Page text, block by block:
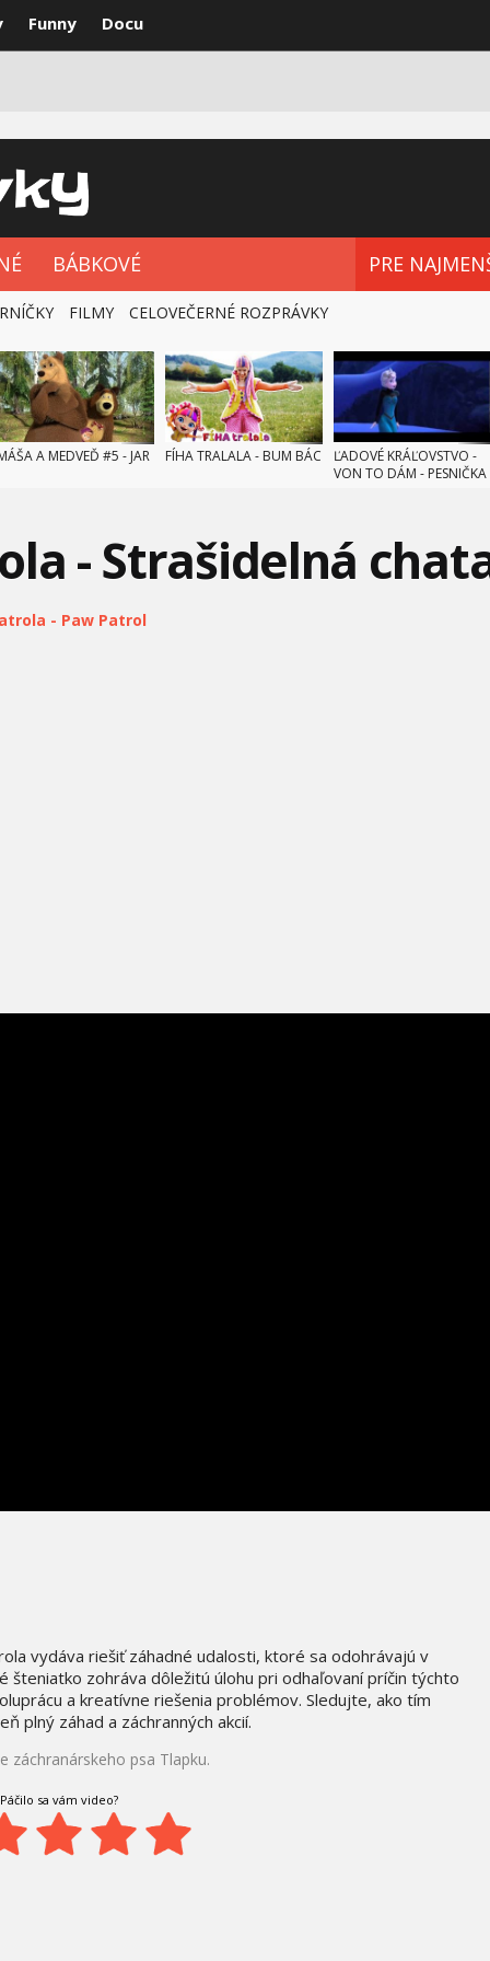
Funny Docu
BÁBKOVÉ PRE
FILMY CELOVEČERNÉ ROZPRÁVKY
A MEDVEĎ #5 - JAR FÍHA TRALALA - BUM BÁC
ĽADOVÉ KRÁĽOVSTVO -
VON TO DÁM - PESNIČKA
A JERRY - MALÁ MYŠ
- Strašidelná
- Paw Patrol
vydáva riešiť záhadné udalosti, ktoré sa odohrávajú v
zohráva dôležitú úlohu pri odhaľovaní príčin týchto
a kreatívne riešenia problémov. Sledujte, ako tím
plný záhad a záchranných akcií.
záchranárskeho psa Tlapku.
Páčilo sa vám video?